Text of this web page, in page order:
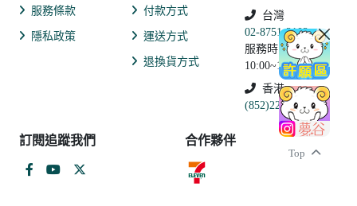
Top
服務條款
隱私政策
付款方式
運送方式
退換貨方式
台灣
02-8751-2102
服務時間:
10:00~19:00
香港
(852)2250-9311
訂閱追蹤我們 合作夥伴